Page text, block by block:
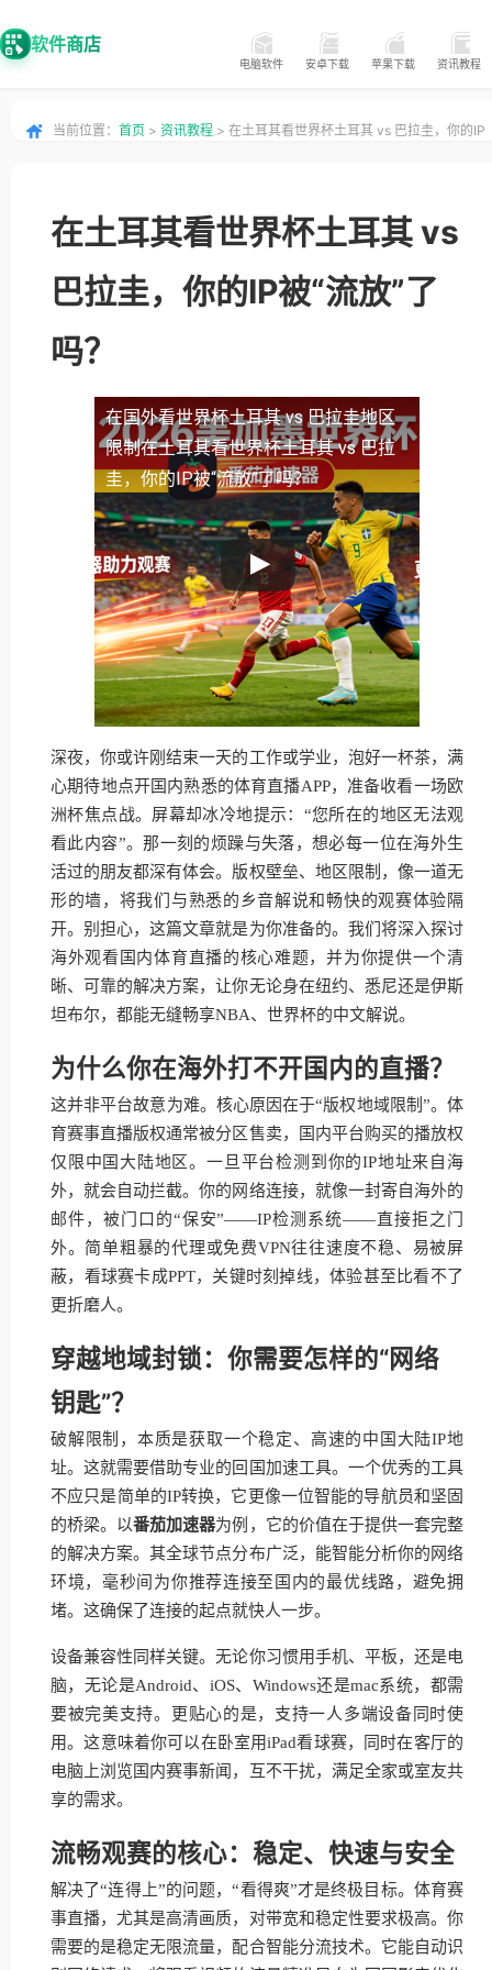
软件商店
电脑软件 安卓下载 苹果下载 资讯教程
当前位置： 首页 > 资讯教程 > 在土耳其看世界杯土耳其 vs 巴拉圭，你的IP
在土耳其看世界杯土耳其 vs
巴拉圭，你的IP被“流放”了
吗？
在国外看世界杯土耳其 vs 巴拉圭地区
限制在土耳其看世界杯土耳其 vs 巴拉
圭，你的IP被“流放”了吗？
深夜，你或许刚结束一天的工作或学业，泡好一杯茶，满
心期待地点开国内熟悉的体育直播APP，准备收看一场欧
洲杯焦点战。屏幕却冰冷地提示：“您所在的地区无法观
看此内容”。那一刻的烦躁与失落，想必每一位在海外生
活过的朋友都深有体会。版权壁垒、地区限制，像一道无
形的墙，将我们与熟悉的乡音解说和畅快的观赛体验隔
开。别担心，这篇文章就是为你准备的。我们将深入探讨
海外观看国内体育直播的核心难题，并为你提供一个清
晰、可靠的解决方案，让你无论身在纽约、悉尼还是伊斯
坦布尔，都能无缝畅享NBA、世界杯的中文解说。
为什么你在海外打不开国内的直播？
这并非平台故意为难。核心原因在于“版权地域限制”。体
育赛事直播版权通常被分区售卖，国内平台购买的播放权
仅限中国大陆地区。一旦平台检测到你的IP地址来自海
外，就会自动拦截。你的网络连接，就像一封寄自海外的
邮件，被门口的“保安”——IP检测系统——直接拒之门
外。简单粗暴的代理或免费VPN往往速度不稳、易被屏
蔽，看球赛卡成PPT，关键时刻掉线，体验甚至比看不了
更折磨人。
穿越地域封锁：你需要怎样的“网络
钥匙”？
破解限制，本质是获取一个稳定、高速的中国大陆IP地
址。这就需要借助专业的回国加速工具。一个优秀的工具
不应只是简单的IP转换，它更像一位智能的导航员和坚固
的桥梁。以番茄加速器为例，它的价值在于提供一套完整
的解决方案。其全球节点分布广泛，能智能分析你的网络
环境，毫秒间为你推荐连接至国内的最优线路，避免拥
堵。这确保了连接的起点就快人一步。
设备兼容性同样关键。无论你习惯用手机、平板，还是电
脑，无论是Android、iOS、Windows还是mac系统，都需
要被完美支持。更贴心的是，支持一人多端设备同时使
用。这意味着你可以在卧室用iPad看球赛，同时在客厅的
电脑上浏览国内赛事新闻，互不干扰，满足全家或室友共
享的需求。
流畅观赛的核心：稳定、快速与安全
解决了“连得上”的问题，“看得爽”才是终极目标。体育赛
事直播，尤其是高清画质，对带宽和稳定性要求极高。你
需要的是稳定无限流量，配合智能分流技术。它能自动识